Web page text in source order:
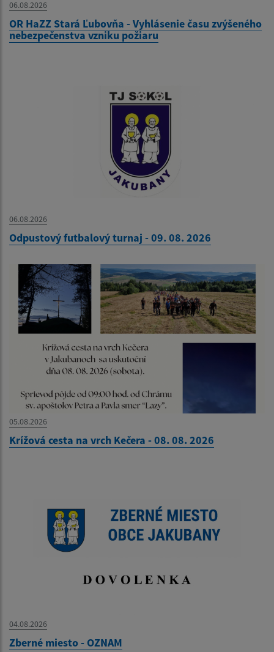
06.08.2026
OR HaZZ Stará Ľubovňa - Vyhlásenie času zvýšeného
nebezpečenstva vzniku požiaru
06.08.2026
Odpustový futbalový turnaj - 09. 08. 2026
05.08.2026
Krížová cesta na vrch Kečera - 08. 08. 2026
04.08.2026
Zberné miesto - OZNAM